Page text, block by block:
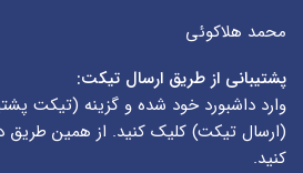
محمد هلاکوئی
پشتیبانی از طریق ارسال تیکت:
وارد داشبورد خود شده و گزینه (تیکت
(ارسال تیکت) کلیک کنید. از همین طریق
کنید.